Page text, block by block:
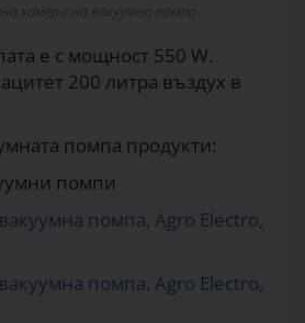
е с мощност 550 W.
200 литра въздух в
помпа продукти:
помпи
помпа, Agro Electro,
помпа, Agro Electro,